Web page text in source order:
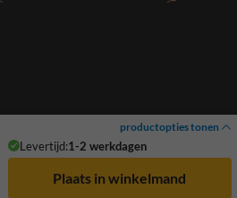
productopties tonen
Levertijd:1-2 werkdagen
Alle rechten voorbehouden.